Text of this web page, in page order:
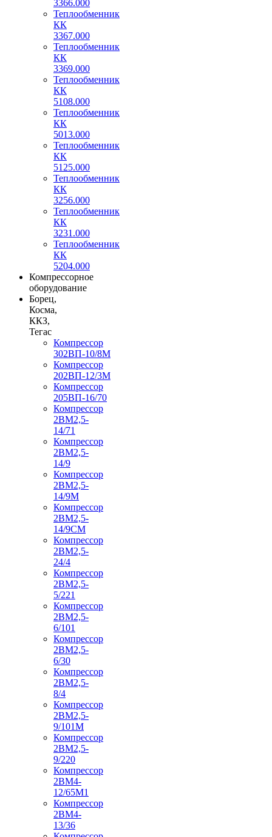
3366.000
Теплообменник
КК
3367.000
Теплообменник
КК
3369.000
Теплообменник
КК
5108.000
Теплообменник
КК
5013.000
Теплообменник
КК
5125.000
Теплообменник
КК
3256.000
Теплообменник
КК
3231.000
Теплообменник
КК
5204.000
Компрессорное
оборудование
Борец,
Косма,
ККЗ,
Тегас
Компрессор
302ВП-10/8М
Компрессор
202ВП-12/3М
Компрессор
205ВП-16/70
Компрессор
2ВМ2,5-
14/71
Компрессор
2ВМ2,5-
14/9
Компрессор
2ВМ2,5-
14/9М
Компрессор
2ВМ2,5-
14/9СМ
Компрессор
2ВМ2,5-
24/4
Компрессор
2ВМ2,5-
5/221
Компрессор
2ВМ2,5-
6/101
Компрессор
2ВМ2,5-
6/30
Компрессор
2ВМ2,5-
8/4
Компрессор
2ВМ2,5-
9/101М
Компрессор
2ВМ2,5-
9/220
Компрессор
2ВМ4-
12/65М1
Компрессор
2ВМ4-
13/36